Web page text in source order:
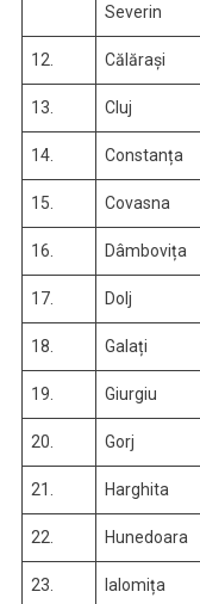
Severin
12. Călărași
13. Cluj
14. Constanța
15. Covasna
16. Dâmbovița
17. Dolj
18. Galați
19. Giurgiu
20. Gorj
21. Harghita
22. Hunedoara
23. Ialomița